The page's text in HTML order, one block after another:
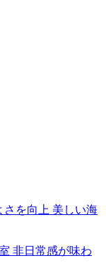
を向上 美しい海
非日常感が味わ